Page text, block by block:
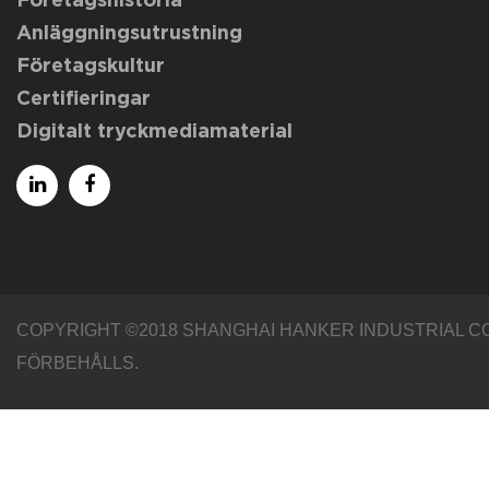
Anläggningsutrustning
Företagskultur
Certifieringar
Digitalt tryckmediamaterial
COPYRIGHT ©2018 SHANGHAI HANKER INDUSTRIAL
FÖRBEHÅLLS.